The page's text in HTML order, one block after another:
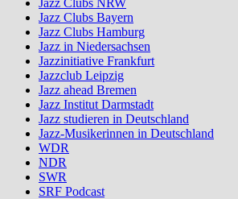
Jazz Clubs Bayern
Jazz Clubs Hamburg
Jazz in Niedersachsen
Jazzinitiative Frankfurt
Jazzclub Leipzig
Jazz ahead Bremen
Jazz Institut Darmstadt
Jazz studieren in Deutschland
Jazz-Musikerinnen in Deutschland
WDR
NDR
SWR
SRF Podcast